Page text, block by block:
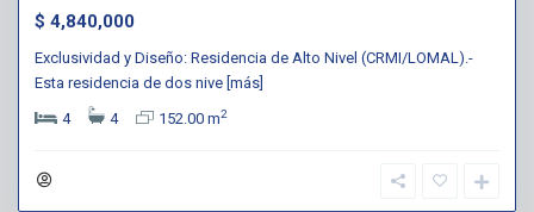
$ 4,840,000
Exclusividad y Diseño: Residencia de Alto Nivel (CRMI/LOMAL).-
Esta residencia de dos nive [más]
4
4 152.00 m2